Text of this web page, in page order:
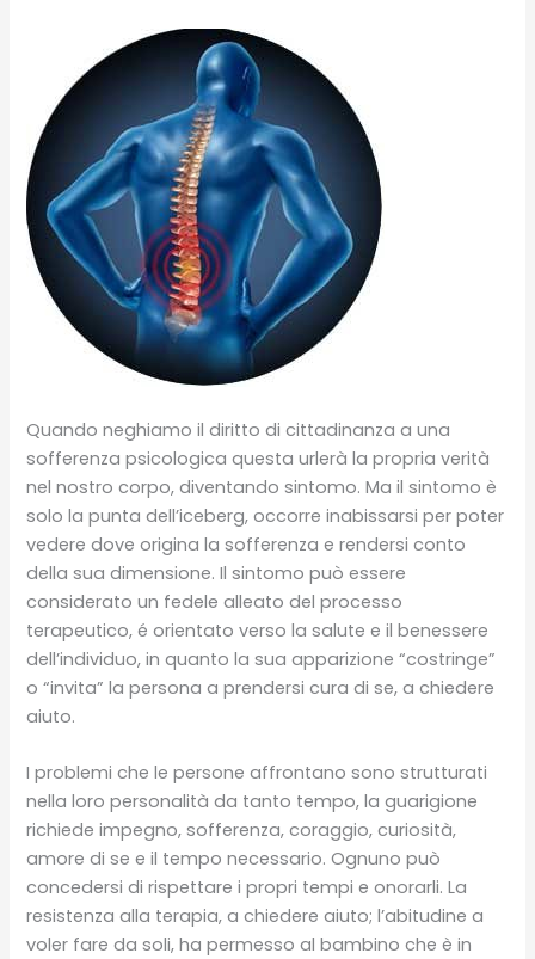
Quando neghiamo il diritto di cittadinanza a una
sofferenza psicologica questa urlerà la propria verità
nel nostro corpo, diventando sintomo. Ma il sintomo è
solo la punta dell’iceberg, occorre inabissarsi per poter
vedere dove origina la sofferenza e rendersi conto
della sua dimensione. Il sintomo può essere
considerato un fedele alleato del processo
terapeutico, é orientato verso la salute e il benessere
dell’individuo, in quanto la sua apparizione “costringe”
o “invita” la persona a prendersi cura di se, a chiedere
aiuto.
I problemi che le persone affrontano sono strutturati
nella loro personalità da tanto tempo, la guarigione
richiede impegno, sofferenza, coraggio, curiosità,
amore di se e il tempo necessario. Ognuno può
concedersi di rispettare i propri tempi e onorarli. La
resistenza alla terapia, a chiedere aiuto; l’abitudine a
voler fare da soli, ha permesso al bambino che è in